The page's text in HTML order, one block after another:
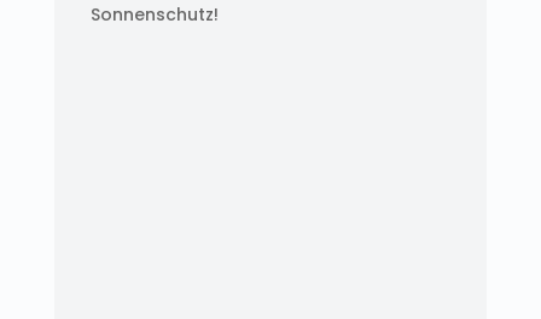
Sonnenschutz!